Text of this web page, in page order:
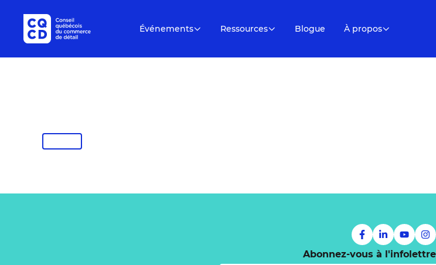
Événements Ressources Blogue À propos
Abonnez-vous à